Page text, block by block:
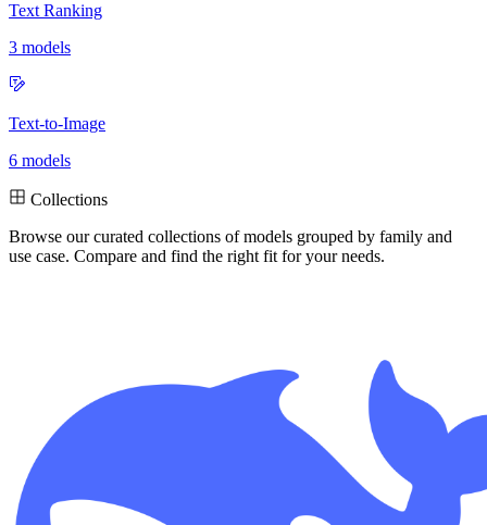
Text Ranking
3 models
Text-to-Image
6 models
Collections
Browse our curated collections of models grouped by family and
use case. Compare and find the right fit for your needs.